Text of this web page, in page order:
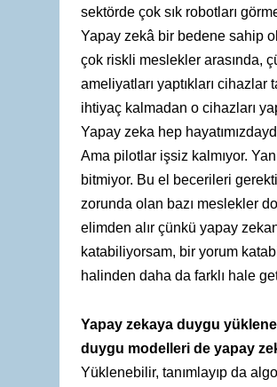
sektörde çok sık robotları
Yapay zekâ bir bedene sahip
çok riskli meslekler arasında,
ameliyatları yaptıkları
ihtiyaç kalmadan o cihazları
Yapay zeka hep
Ama pilotlar işsiz kalmıyor.
bitmiyor. Bu el becerileri
zorunda olan bazı meslekler
elimden alır çünkü yapay
katabiliyorsam, bir yorum
halinden daha da farklı hale
Yapay zekaya duygu
duygu modelleri de yapay
Yüklenebilir, tanımlayıp da